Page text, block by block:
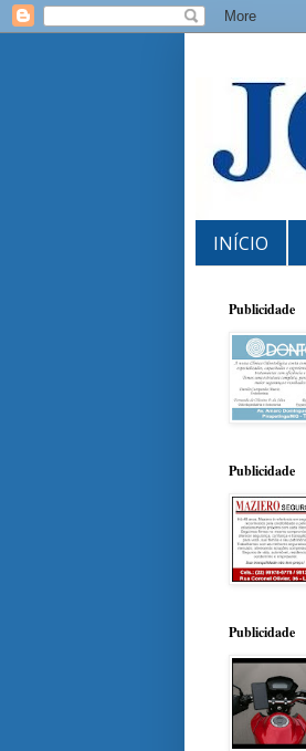
INÍCIO
Publicidade
Publicidade
Publicidade